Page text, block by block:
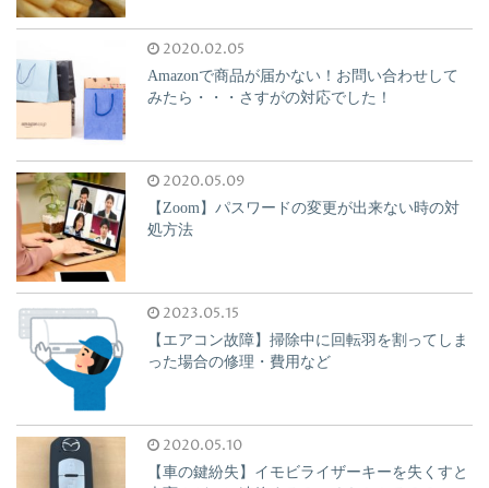
2020.02.05
Amazonで商品が届かない！お問い合わせして
みたら・・・さすがの対応でした！
2020.05.09
【Zoom】パスワードの変更が出来ない時の対
処方法
2023.05.15
【エアコン故障】掃除中に回転羽を割ってしま
った場合の修理・費用など
2020.05.10
【車の鍵紛失】イモビライザーキーを失くすと